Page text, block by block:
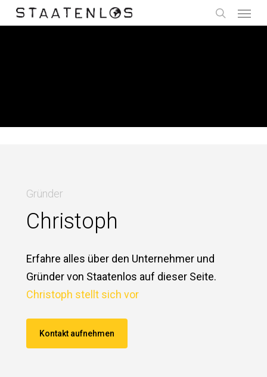
Skip
to
search
Gründer
Christoph
Erfahre alles über den Unternehmer und
Gründer von Staatenlos auf dieser Seite.
Christoph stellt sich vor
Kontakt aufnehmen